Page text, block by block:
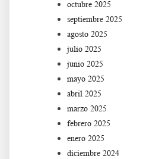
octubre 2025
septiembre 2025
agosto 2025
julio 2025
junio 2025
mayo 2025
abril 2025
marzo 2025
febrero 2025
enero 2025
diciembre 2024